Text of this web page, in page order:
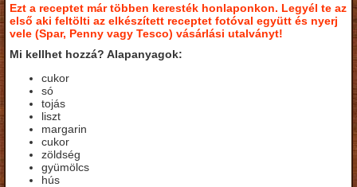
Ezt a receptet már többen keresték honlaponkon. Legyél te az
első aki feltölti az elkészített receptet fotóval együtt és nyerj
vele (Spar, Penny vagy Tesco) vásárlási utalványt!
Mi kellhet hozzá? Alapanyagok:
cukor
só
tojás
liszt
margarin
cukor
zöldség
gyümölcs
hús